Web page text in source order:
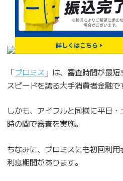
「プロミス 」は、審査時間が最
スピードを誇る大手消費者金融で
しかも、アイフルと同様に平日
時の間で審査を実施。
ちなみに、プロミスにも初回利
利息期間があります。